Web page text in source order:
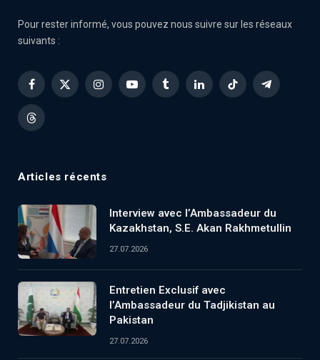
Pour rester informé, vous pouvez nous suivre sur les réseaux
suivants :
Facebook
X
InstagramYouTubeTumblrLinkedInTikTok Telegram
Threads
Articles récents
Interview avec l’Ambassadeur du
Kazakhstan, S.E. Akan Rakhmetullin
27.07.2026
Entretien Exclusif avec
l’Ambassadeur du Tadjikistan au
Pakistan
27.07.2026